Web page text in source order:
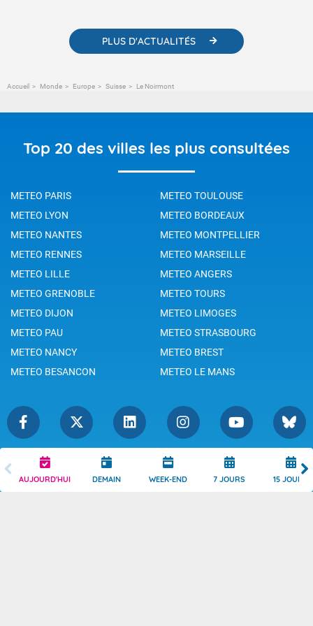
AUJOURD'HUI DEMAIN WEEK-END 7 JOURS 15 JOURS
PLUS D'ACTUALITÉS
Accueil Monde Europe Suisse Le Noirmont
Top 20 des villes les plus consultées
METEO PARIS
METEO TOULOUSE
METEO LYON
METEO BORDEAUX
METEO NANTES
METEO MONTPELLIER
METEO RENNES
METEO MARSEILLE
METEO LILLE
METEO ANGERS
METEO GRENOBLE
METEO TOURS
METEO DIJON
METEO LIMOGES
METEO PAU
METEO STRASBOURG
METEO NANCY
METEO BREST
METEO BESANCON
METEO LE MANS